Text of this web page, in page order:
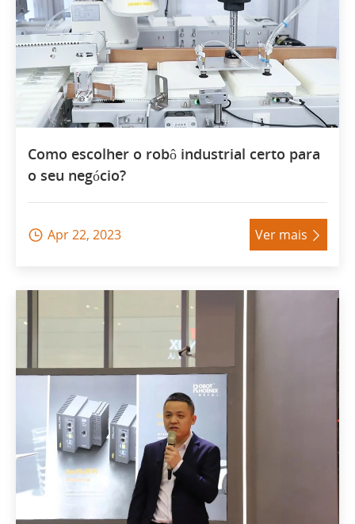
Como escolher o robô industrial certo para
o seu negócio?
 Apr 22, 2023 Ver mais 